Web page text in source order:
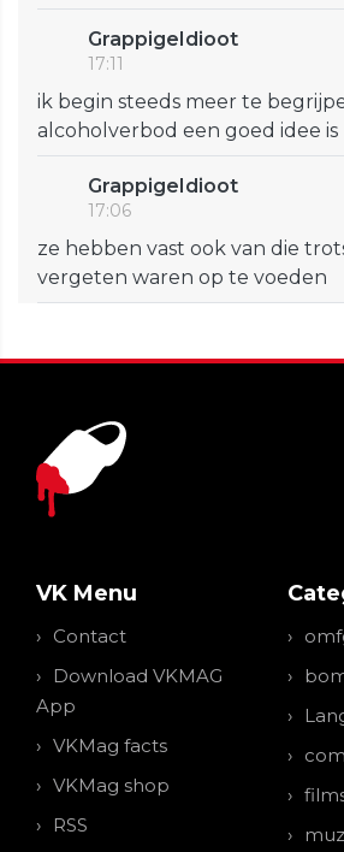
GrappigeIdioot
17:11
ik begin steeds meer te
alcoholverbod een goed idee is
GrappigeIdioot
17:06
ze hebben vast ook van die
vergeten waren op te voeden
VK Menu
Contact
Download VKMAG
App
VKMag facts
VKMag shop
RSS